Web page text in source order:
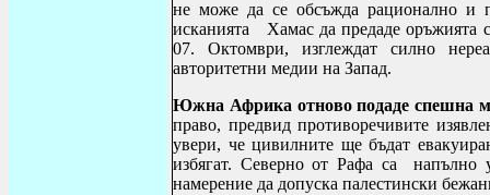
не може да се обсъжда рационално и
исканията Хамас да предаде оръжията
07. Октомври, изглеждат силно
авторитетни медии на Запад.
Южна Африка отново подаде спешна
право, предвид противоречивите
увери, че цивилните ще бъдат
избягат. Северно от Рафа са напълно
намерение да допуска палестински